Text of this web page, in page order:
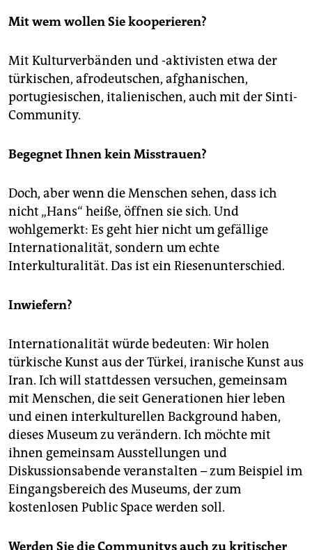
Mit wem wollen Sie kooperieren?
Mit Kulturverbänden und -aktivisten etwa der
türkischen, afrodeutschen, afghanischen,
portugiesischen, italienischen, auch mit der Sinti-
Community.
Begegnet Ihnen kein Misstrauen?
Doch, aber wenn die Menschen sehen, dass ich
nicht „Hans“ heiße, öffnen sie sich. Und
wohlgemerkt: Es geht hier nicht um gefällige
Internationalität, sondern um echte
Interkulturalität. Das ist ein Riesenunterschied.
Inwiefern?
Internationalität würde bedeuten: Wir holen
türkische Kunst aus der Türkei, iranische Kunst aus
Iran. Ich will stattdessen versuchen, gemeinsam
mit Menschen, die seit Generationen hier leben
und einen interkulturellen Background haben,
dieses Museum zu verändern. Ich möchte mit
ihnen gemeinsam Ausstellungen und
Diskussionsabende veranstalten – zum Beispiel im
Eingangsbereich des Museums, der zum
kostenlosen Public Space werden soll.
Werden Sie die Communitys auch zu kritischer